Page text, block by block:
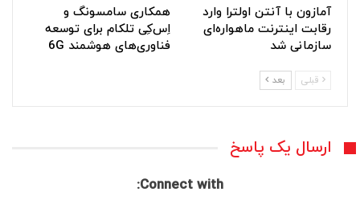
آمازون با آنتن اولترا وارد
رقابت اینترنت ماهواره‌ای
سازمانی شد
همکاری سامسونگ و
اِس‌کِی تلکام برای توسعه
فناوری‌های هوشمند 6G
قبلی بعد
ارسال یک پاسخ
Connect with: